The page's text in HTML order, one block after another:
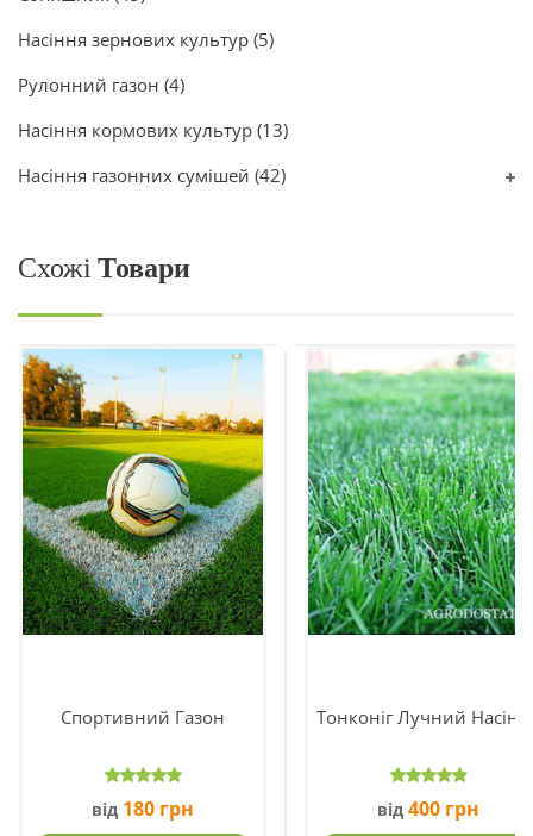
Насіння зернових культур (5)
Рулонний газон (4)
Насіння кормових культур (13)
Насіння газонних сумішей (42)
Схожі Товари
Спортивний Газон
від 180 грн
Тонконіг Лучний
від 400 грн